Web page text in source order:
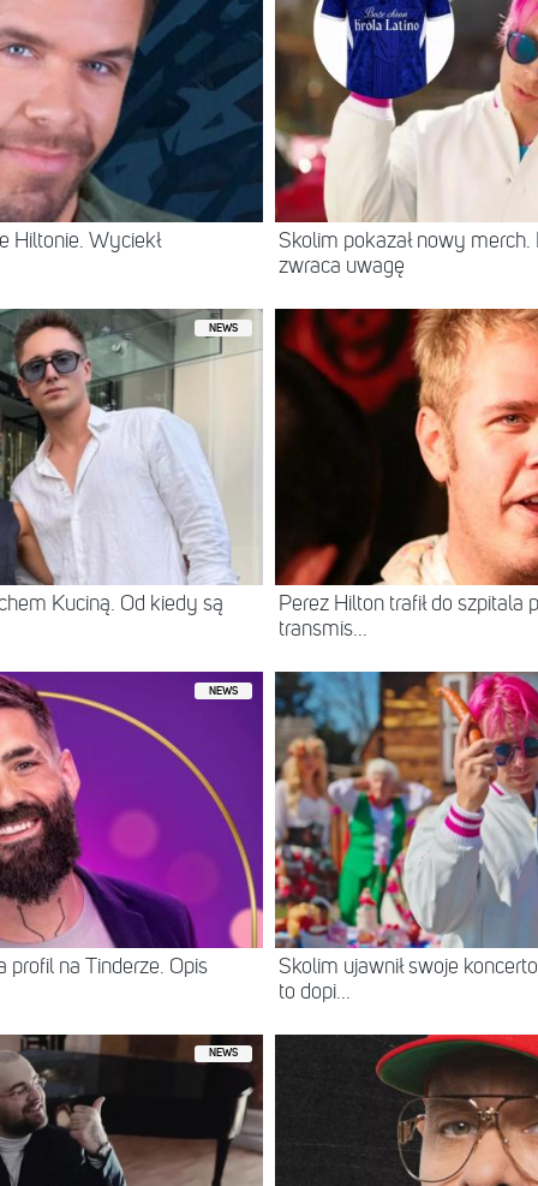
Hiltonie. Wyciekł
Skolim pokazał nowy
zwraca uwagę
NEWS
Kuciną. Od kiedy są
Perez Hilton trafił do szpitala
transmis...
NEWS
profil na Tinderze. Opis
Skolim ujawnił swoje
to dopi...
NEWS